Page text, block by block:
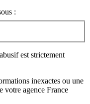
:
est strictement
inexactes ou une
votre agence France